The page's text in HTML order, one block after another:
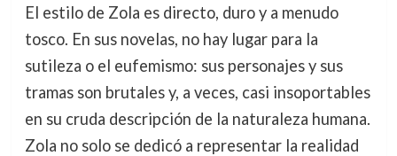
El estilo de Zola es directo, duro y a menudo
tosco. En sus novelas, no hay lugar para la
sutileza o el eufemismo: sus personajes y sus
tramas son brutales y, a veces, casi insoportables
en su cruda descripción de la naturaleza humana.
Zola no solo se dedicó a representar la realidad